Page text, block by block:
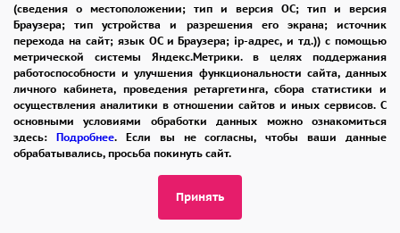
(сведения о местоположении; тип и версия ОС; тип и версия
Браузера; тип устройства и разрешения его экрана; источник
перехода на сайт; язык ОС и Браузера; ip-адрес, и тд.)) с помощью
метрической системы Яндекс.Метрики. в целях поддержания
работоспособности и улучшения функциональности сайта, данных
личного кабинета, проведения ретаргетинга, сбора статистики и
осуществления аналитики в отношении сайтов и иных сервисов. С
основными условиями обработки данных можно ознакомиться
здесь: Подробнее. Если вы не согласны, чтобы ваши данные
обрабатывались, просьба покинуть сайт.
Принять
Навигация по розовой вселенной
Наш каталог - ботанический атлас, где
классика встречается с авангардом.
Откройте для себя не просто цветы, а живые
произведения селекционного искусства:
Хроматическая симфония
алые страусины с восковым